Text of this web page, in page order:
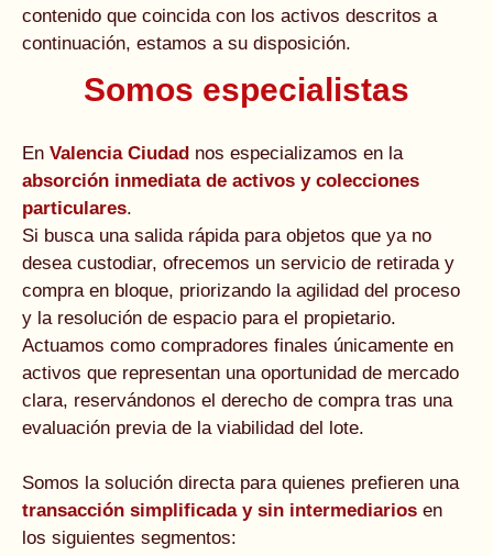
contenido que coincida con los activos descritos a
continuación, estamos a su disposición.
Somos especialistas
En Valencia Ciudad nos especializamos en la
absorción inmediata de activos y colecciones
particulares.
Si busca una salida rápida para objetos que ya no
desea custodiar, ofrecemos un servicio de retirada y
compra en bloque, priorizando la agilidad del proceso
y la resolución de espacio para el propietario.
Actuamos como compradores finales únicamente en
activos que representan una oportunidad de mercado
clara, reservándonos el derecho de compra tras una
evaluación previa de la viabilidad del lote.
Somos la solución directa para quienes prefieren una
transacción simplificada y sin intermediarios en
los siguientes segmentos: